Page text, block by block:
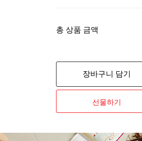
총 상품 금액
장바구니 담기
선물하기